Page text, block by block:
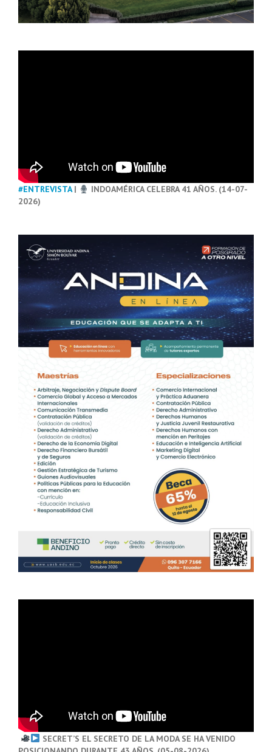
#ENTREVISTA|
INDOAMÉRICA CELEBRA 41 AÑOS. (14-07-
2026)
SECRET’S EL SECRETO DE LA MODA SE HA VENIDO